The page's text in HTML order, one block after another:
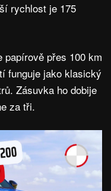
rychlost je 175
papírově přes 100 km
funguje jako klasický
Zásuvka ho dobije
za tři.